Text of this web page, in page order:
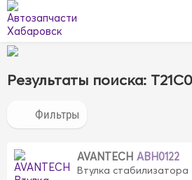
Результаты поиска:
AVANTECH ABH0122
Втулка стабилизатора